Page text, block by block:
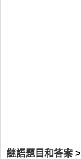
謎語題目和答案 >